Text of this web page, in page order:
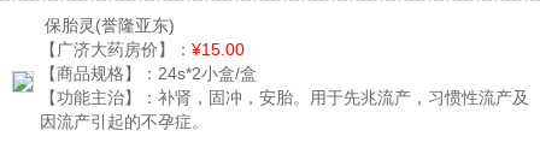
保胎灵(誉隆亚东)
【广济大药房价】： ¥15.00
【商品规格】： 24s*2小盒/盒
【功能主治】： 补肾，固冲，安胎。用于先兆流产，习惯性流产及
因流产引起的不孕症。